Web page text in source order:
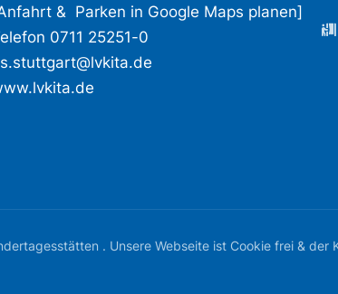
& Parken in Google Maps planen]
0711 25251-0
. Unsere Webseite ist Cookie frei & der